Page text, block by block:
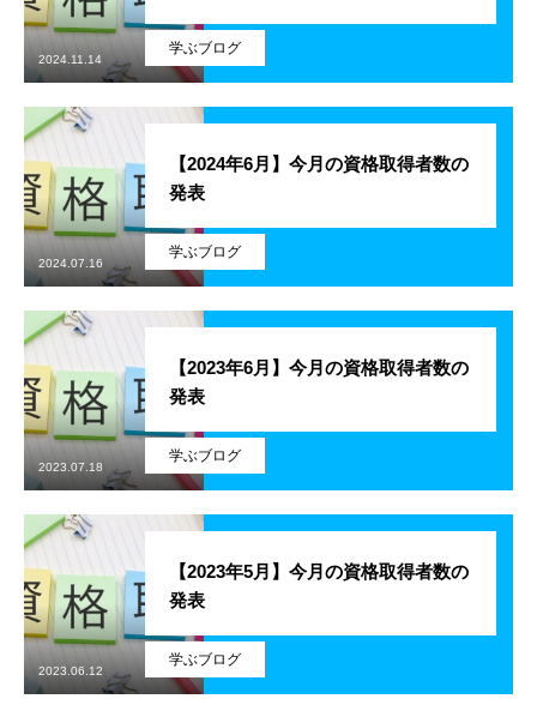
ITエンジニア職
その他の職種
環境を知る
残業規制
人事制度
社内システム
社内勉強会
社内イベント
雰囲気を知る
働く
学ぶブログ
2024.11.14
学ぶブログ
【2024年6月】今月の資格取得者数の
発表
2024.07.16
学ぶブログ
【2023年6月】今月の資格取得者数の
発表
2023.07.18
学ぶブログ
【2023年5月】今月の資格取得者数の
発表
2023.06.12